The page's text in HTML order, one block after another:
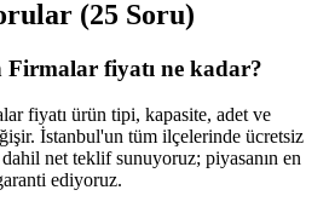
(25 Soru)
Firmalar fiyatı ne kadar?
fiyatı ürün tipi, kapasite, adet ve
İstanbul'un tüm ilçelerinde ücretsiz
net teklif sunuyoruz; piyasanın en
ediyoruz.